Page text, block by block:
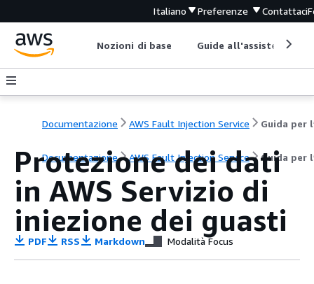
Italiano Preferenze Contattaci
Nozioni di base Guide all'assistenza
Documentazione AWS Fault Injection Service
Documentazione AWS Fault Injection Service Guida per
Protezione dei dati
in AWS Servizio di
iniezione dei guasti
PDF RSS Markdown Modalità Focus